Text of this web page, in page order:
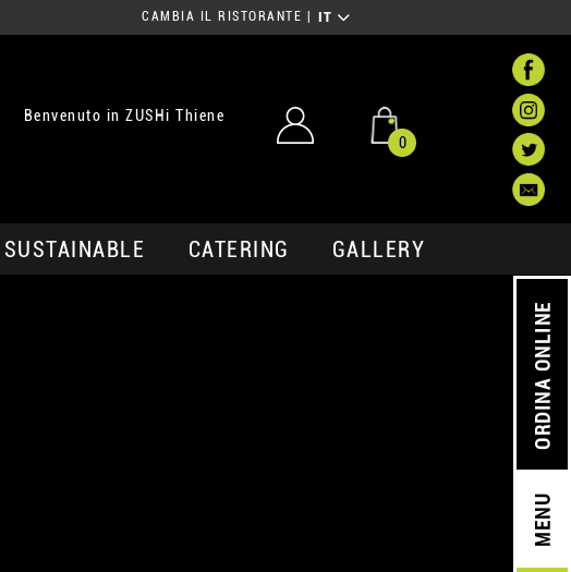
CAMBIA IL RISTORANTE IT
Benvenuto in ZUSHi Thiene
0
SUSTAINABLE CATERING GALLERY
MENU
ORDINA ONLINE